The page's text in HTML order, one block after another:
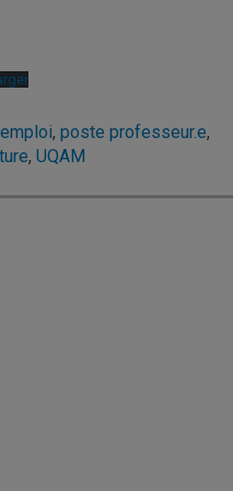
, poste professeur.e,
, UQAM